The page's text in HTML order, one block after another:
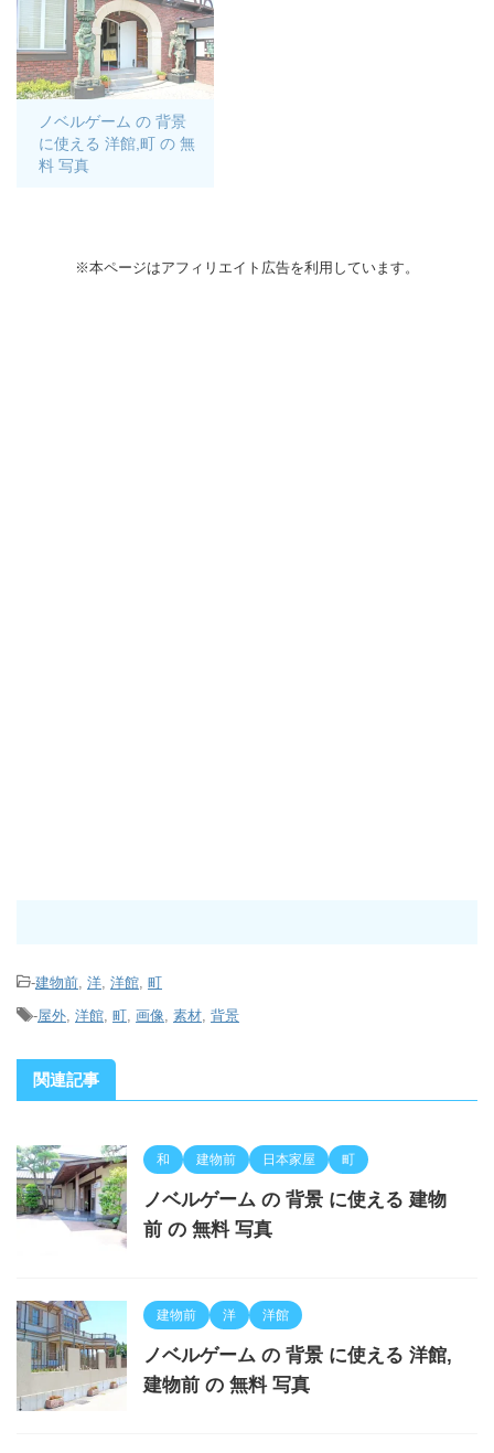
ノベルゲーム の 背景
に使える 洋館,町 の 無
料 写真
※本ページはアフィリエイト広告を利用しています。
-建物前 洋 洋館 町
-屋外 洋館 町 画像 素材 背景
関連記事
和 建物前 日本家屋 町
ノベルゲーム の 背景 に使える 建物
前 の 無料 写真
建物前 洋 洋館
ノベルゲーム の 背景 に使える 洋館,
建物前 の 無料 写真